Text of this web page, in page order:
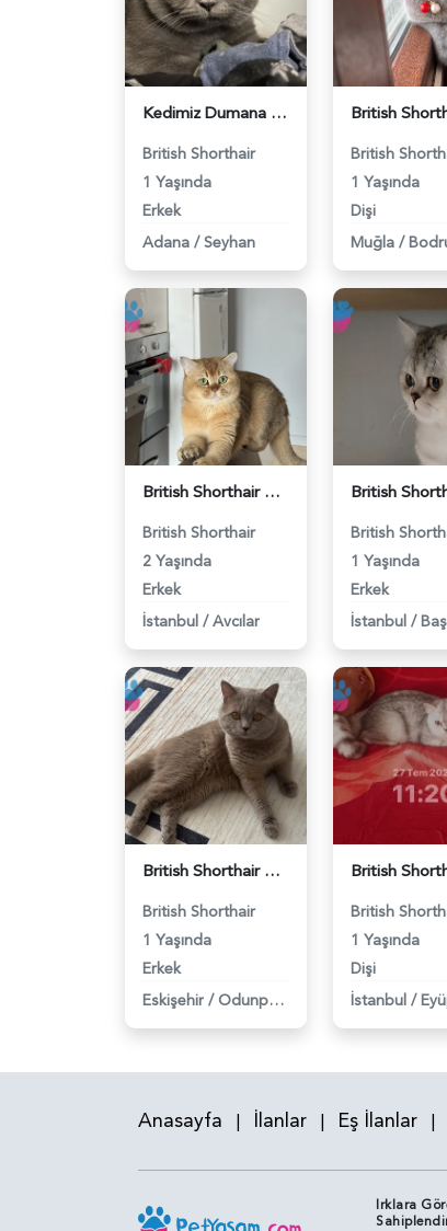
Kedimiz Dumana Dişi Eş arıyoruz - 118984658
British Shorthair
1 Yaşında
Erkek
Adana / Seyhan
British
1 Yaşında
Dişi
Muğla /
British Shorthair Erkek Kızgınlıkta - 118984651
British Shorthair
2 Yaşında
Erkek
İstanbul / Avcılar
British
1 Yaşında
Erkek
İstanbul /
British Shorthair Oğlumuza eş arıyoruz - 118984638
British Shorthair
1 Yaşında
Erkek
Eskişehir / Odunpazarı
British
1 Yaşında
Dişi
İstanbul /
Anasayfa | İlanlar | Eş İlanlar |
Irklara